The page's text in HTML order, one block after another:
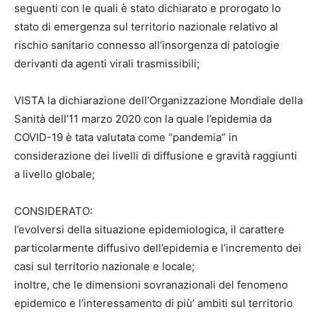
seguenti con le quali è stato dichiarato e prorogato lo
stato di emergenza sul territorio nazionale relativo al
rischio sanitario connesso all’insorgenza di patologie
derivanti da agenti virali trasmissibili;
VISTA la dichiarazione dell’Organizzazione Mondiale della
Sanità dell’11 marzo 2020 con la quale l’epidemia da
COVID-19 è tata valutata come “pandemia” in
considerazione dei livelli di diffusione e gravità raggiunti
a livello globale;
CONSIDERATO:
l’evolversi della situazione epidemiologica, il carattere
particolarmente diffusivo dell’epidemia e l’incremento dei
casi sul territorio nazionale e locale;
inoltre, che le dimensioni sovranazionali del fenomeno
epidemico e l’interessamento di più’ ambiti sul territorio